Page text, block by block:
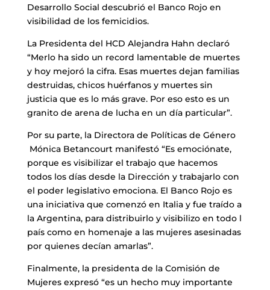
Desarrollo Social descubrió el Banco Rojo en
visibilidad de los femicidios.
La Presidenta del HCD Alejandra Hahn declaró
“Merlo ha sido un record lamentable de muertes
y hoy mejoró la cifra. Esas muertes dejan familias
destruidas, chicos huérfanos y muertes sin
justicia que es lo más grave. Por eso esto es un
granito de arena de lucha en un día particular”.
Por su parte, la Directora de Políticas de Género
Mónica Betancourt manifestó “Es emociónate,
porque es visibilizar el trabajo que hacemos
todos los días desde la Dirección y trabajarlo con
el poder legislativo emociona. El Banco Rojo es
una iniciativa que comenzó en Italia y fue traído a
la Argentina, para distribuirlo y visibilizo en todo l
país como en homenaje a las mujeres asesinadas
por quienes decían amarlas”.
Finalmente, la presidenta de la Comisión de
Mujeres expresó “es un hecho muy importante